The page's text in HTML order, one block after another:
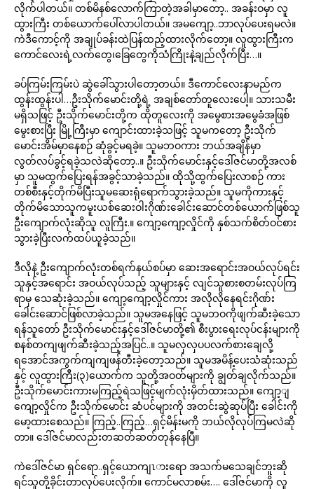
လိုက်ပါတယ်။ တစ်မိနစ်လောက်ကြာတဲ့အခါမှာတော့.. အခန်းဝမှာ လူ
ထွားကြီး တစ်ယောက်ပေါ်လာပါတယ်။ အမကျော့..ဘာလုပ်ပေးရမလဲ။
ကဲဒီကောင့်ကို အချုပ်ခန်းထဲပြန်ထည့်ထားလိုက်တော့။ လူထွားကြီးက
ကောင်လေးရဲ့လက်တွေ၊ခြေတွေကိုသံကြိုးနဲ့ချည်လိုက်ပြီး…။
ခပ်ကြမ်းကြမ်းပဲ ဆွဲခေါ်သွားပါတော့တယ်။ ဒီကောင်လေးနာမည်က
ထွန်းထွန်းပါ…ဦးသိုက်မောင်းတို့ရဲ့ အချစ်တော်တူလေးပေါ့။ သားသမီး
မရှိသဖြင့် ဦးသိုက်မောင်းတို့က ထိုတူလေးကို အမွေစားအမွေခံအဖြစ်
မွေးစားပြီး မြို့ကြီးမှာ ကျောင်းထားခဲ့သဖြင့် သူမကတော့ ဦးသိုက်
မောင်းအိမ်မှာနေစဉ် ဆုံခွင့်မရခဲ့။ သူမဘဝကား ဘယ်အချိန်မှာ
လွတ်လပ်ခွင့်ရခဲ့သလဲဆိုတော့..။ ဦးသိုက်မောင်းနှင့်ဒေါ်ဇင်မာတို့အလစ်
မှာ သူမထွက်ပြေးရန်အခွင့်သာခဲ့သည်။ ထိုသို့ထွက်ပြေးလာစဉ် ကား
တစ်စီးနှင့်တိုက်မိပြီးသူမဆေးရုံရောက်သွားခဲ့သည်။ သူမကိုကားနှင့်
တိုက်မိသောသူကမူးယစ်ဆေးဝါးဂိုဏ်းခေါင်းဆောင်တစ်ယောက်ဖြစ်သူ
ဦးကျောက်လုံးဆိုသူ လူကြီး.။ ကျော့ကျော့လှိုင်ကို နှစ်သက်စိတ်ဝင်စား
သွားခဲ့ပြီးလက်ထပ်ယူခဲ့သည်။
ဒီလိုနဲ့ ဦးကျောက်လုံးတစ်ရက်နယ်စပ်မှာ ဆေးအရောင်းအဝယ်လုပ်ရင်း
သူနှင့်အရောင်း အဝယ်လုပ်သည့် သူများနှင့် လျင်သူစားစတမ်းလုပ်ကြ
ရာမှ သေဆုံးခဲ့သည်။ ကျော့ကျော့လှိုင်ကား အလိုလိုနေရင်းဂိုဏ်း
ခေါင်းဆောင်ဖြစ်လာခဲ့သည်။ သူမအနေဖြင့် သူမဘဝကိုဖျက်ဆီးခဲ့သော
ရန်သူတော် ဦးသိုက်မောင်းနှင့်ဒေါ်ဇင်မာတို့၏ စီးပွားရေးလုပ်ငန်းများကို
စနစ်တကျဖျက်ဆီးခဲ့သည့်အပြင်..။ သူမလှလှပပလက်စားချေလို့
ရအောင်အကွက်ကျကျဖန်တီးခဲ့တော့သည်။ သူမအမိန့်ပေးသံဆုံးသည်
နှင့် လူထွားကြီး(၃)ယောက်က သူတို့အဝတ်များကို ချွတ်ချလိုက်သည်။
ဦးသိုက်မောင်းကားမကြည့်ရဲသဖြင့်မျက်လုံးမှိတ်ထားသည်။ ကျော့ျ
ကျော့လှိုင်က ဦးသိုက်မောင်း ဆံပင်များကို အတင်းဆွဲဆုပ်ပြီး ခေါင်းကို
မော့ထားစေသည်။ ကြည့်..ကြည့်…ရှင့်မိန်းမကို ဘယ်လိုလုပ်ကြမလဲဆို
တာ။ ဒေါ်ဇင်မာလည်းတဆတ်ဆတ်တုန်နေပြီ။
ကဲဒေါ်ဇင်မာ ရှင်ရော..ရှင့်ယောကျၤားရော အသက်မသေချင်ဘူးဆို
ရင်သူတို့ခိုင်းတာလုပ်ပေးလိုက်။ ကောင်မလာစမ်း…. ဒေါ်ဇင်မာကို လူ